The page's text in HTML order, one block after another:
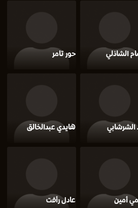
الشاذلي حور تامر
الشرشابي هايدي عبدالخالق
أمين عادل رأفت